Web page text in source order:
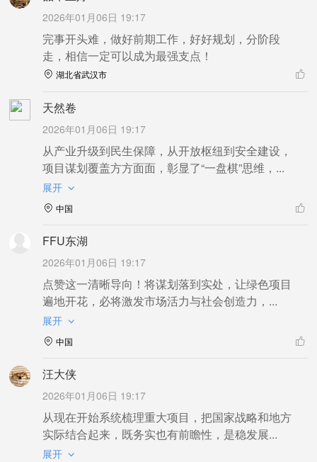
2026年01月06日 19:17
完事开头难，做好前期工作，好好规划，分阶段
走，相信一定可以成为最强支点！
湖北省武汉市
天然卷
2026年01月06日 19:17
从产业升级到民生保障，从开放枢纽到安全建设，
项目谋划覆盖方方面面，彰显了“一盘棋”思维，...
展开
中国
FFU东湖
2026年01月06日 19:17
点赞这一清晰导向！将谋划落到实处，让绿色项目
遍地开花，必将激发市场活力与社会创造力，...
展开
中国
汪大侠
2026年01月06日 19:17
从现在开始系统梳理重大项目，把国家战略和地方
实际结合起来，既务实也有前瞻性，是稳发展...
展开